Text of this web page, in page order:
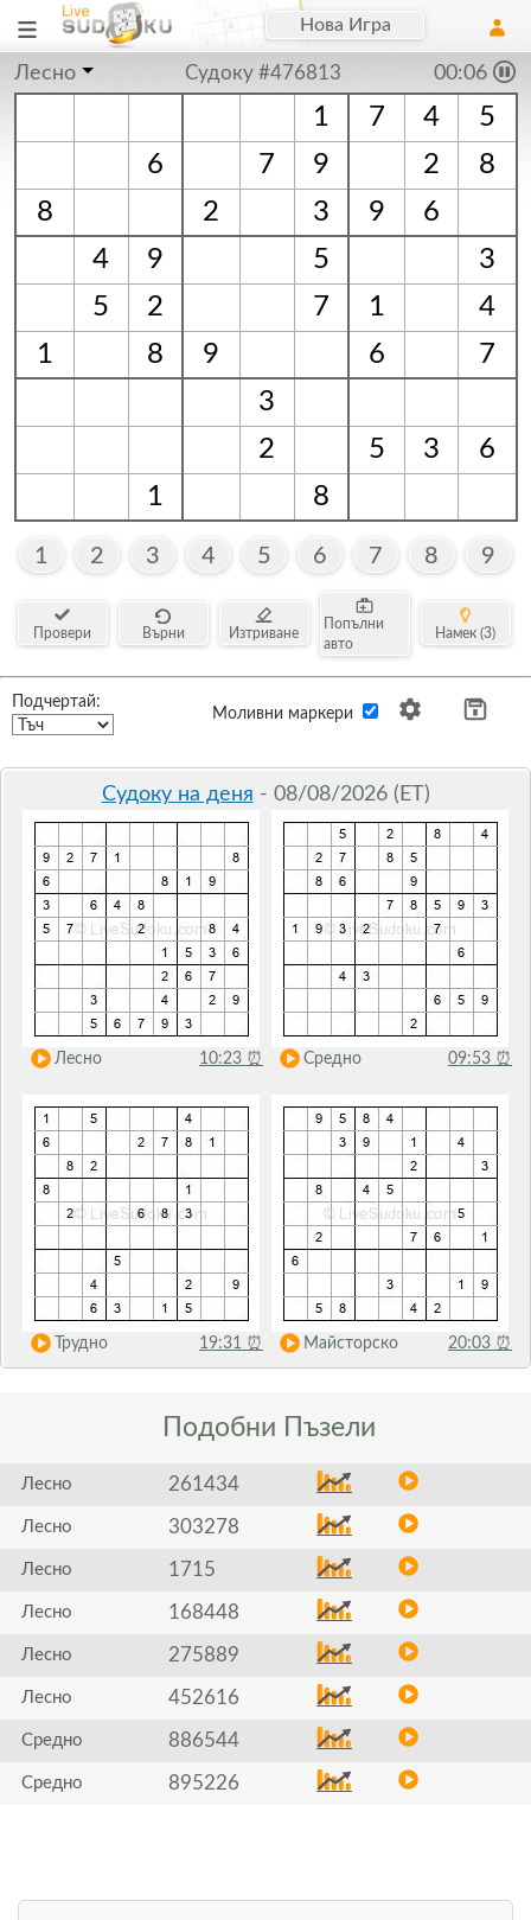
Нова Игра
Лесно Судоку #476813 00:06
1 7 4
5
6
7 9 2
8
8
2 3 9
6
4
9 5
3
5
2 7 1
4
1
8 9 6
7
3
2
5 3
6
1
8
1 2 3 4 5 6 7 8 9
Провери Върни Изтриване
Попълни
авто
Намек (3)
Подчертай:
Моливни маркери
Судоку на деня - 08/08/2026 (ET)
Лесно 10:23 ⏰ Средно 09:53 ⏰
Трудно 19:31 ⏰ Майсторско 20:03 ⏰
Подобни Пъзели
Лесно 261434
Лесно 303278
Лесно 1715
Лесно 168448
Лесно 275889
Лесно 452616
Средно 886544
Средно 895226